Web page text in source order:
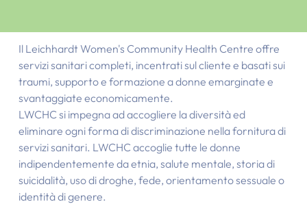
Il Leichhardt Women's Community Health Centre offre
servizi sanitari completi, incentrati sul cliente e basati sui
traumi, supporto e formazione a donne emarginate e
svantaggiate economicamente.
LWCHC si impegna ad accogliere la diversità ed
eliminare ogni forma di discriminazione nella fornitura di
servizi sanitari. LWCHC accoglie tutte le donne
indipendentemente da etnia, salute mentale, storia di
suicidalità, uso di droghe, fede, orientamento sessuale o
identità di genere.